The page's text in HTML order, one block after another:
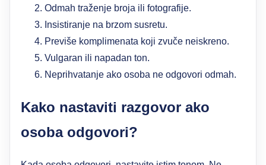
Odmah traženje broja ili fotografije.
Insistiranje na brzom susretu.
Previše komplimenata koji zvuče neiskreno.
Vulgaran ili napadan ton.
Neprihvatanje ako osoba ne odgovori odmah.
Kako nastaviti razgovor ako
osoba odgovori?